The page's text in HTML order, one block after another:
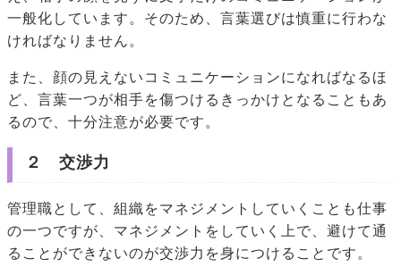
一般化しています。そのため、言葉選びは慎重に行わな
ければなりません。
また、顔の見えないコミュニケーションになればなるほ
ど、言葉一つが相手を傷つけるきっかけとなることもあ
るので、十分注意が必要です。
２ 交渉力
管理職として、組織をマネジメントしていくことも仕事
の一つですが、マネジメントをしていく上で、避けて通
ることができないのが交渉力を身につけることです。